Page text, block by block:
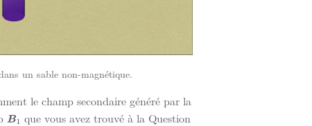
un sable non-magnétique.
le champ secondaire généré par la
B1 que vous avez trouvé à la Question